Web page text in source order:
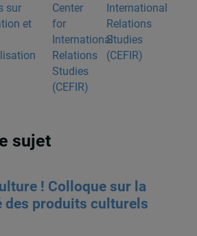
sur
et
International
Relations
Studies
(CEFIR)
sujet
! Colloque sur la
des produits culturels